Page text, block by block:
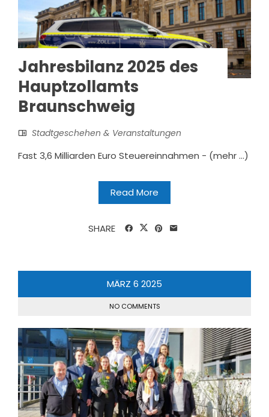
Jahresbilanz 2025 des
Hauptzollamts
Braunschweig
Stadtgeschehen & Veranstaltungen
Fast 3,6 Milliarden Euro Steuereinnahmen - (mehr …)
Read More
SHARE
MÄRZ 6 2025
NO COMMENTS